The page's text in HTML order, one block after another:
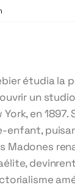
étudia la
un
York, en
enfant,
Madones